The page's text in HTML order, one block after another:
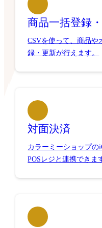
商品一括登録
CSVを使って、商品や
録・更新が行えます。
対面決済
カラーミーショップの
POSレジと連携できま